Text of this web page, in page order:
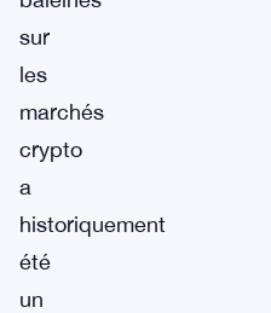
sur
les
marchés
crypto
a
historiquement
été
un